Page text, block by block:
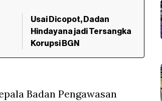
Usai Dicopot, Dadan
Hindayana jadi Tersangka
Korupsi BGN
Badan Pengawasan